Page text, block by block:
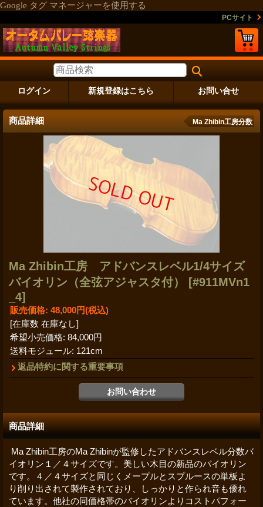
Google タグ マネージャーを使用する
PCサイト
ログイン 新規登録はこちら お問い合せ
商品詳細 Ma Zhibin工房分数
Ma Zhibin工房 アドバンスレベル1/4サイズ
バイオリン（全弦アジャスタ付） [#911MVn1
_4]
販売価格: 48,000円(税込)
[在庫数 在庫なし]
希望小売価格: 84,000円
送料モジュール: 121cm
返品特約に関する重要事項
商品詳細
Ma Zhibin工房のMa Zhibinが監修したアドバンスレベル分数バ
イオリン１／４サイズです。美しい木目の新品のバイオリン
です。４／４サイズと同じくメープルとスプルースの単板よ
り削り出されて製作されており、しっかりと作られ音も優れ
ています。他社の同価格帯のバイオリンよりコストパフォー